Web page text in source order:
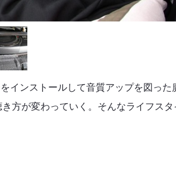
インストールして音質アップを図った
方が変わっていく。そんなライフスタ